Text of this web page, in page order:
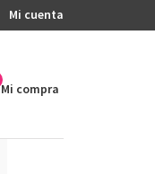
Mi cuenta
Mi compra